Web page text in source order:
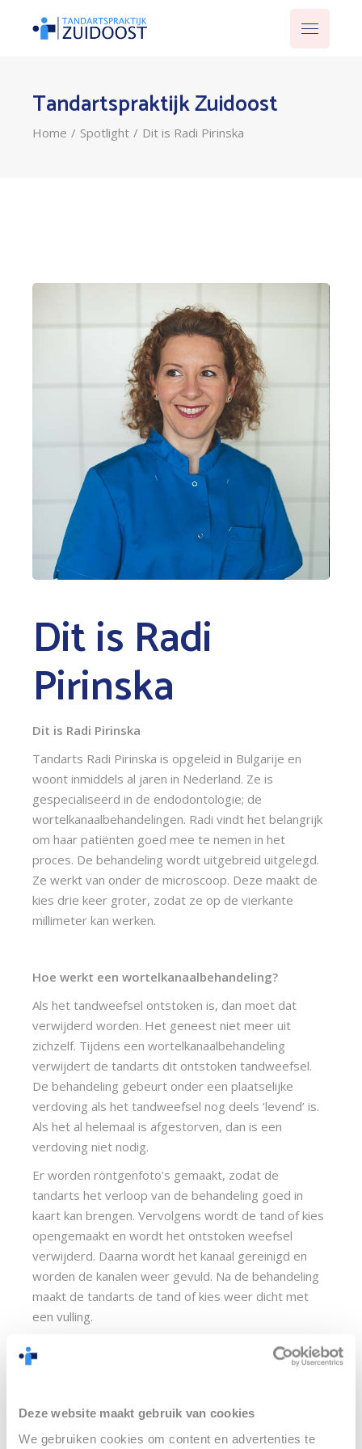
Deze website maakt gebruik van cookies
We gebruiken cookies om content en advertenties te
Tandartspraktijk Zuidoost
Home Spotlight Dit is Radi Pirinska
Dit is Radi
Pirinska
Dit is Radi Pirinska
Tandarts Radi Pirinska is opgeleid in Bulgarije en
woont inmiddels al jaren in Nederland. Ze is
gespecialiseerd in de endodontologie; de
wortelkanaalbehandelingen. Radi vindt het belangrijk
om haar patiënten goed mee te nemen in het
proces. De behandeling wordt uitgebreid uitgelegd.
Ze werkt van onder de microscoop. Deze maakt de
kies drie keer groter, zodat ze op de vierkante
millimeter kan werken.
Hoe werkt een wortelkanaalbehandeling?
Als het tandweefsel ontstoken is, dan moet dat
verwijderd worden. Het geneest niet meer uit
zichzelf. Tijdens een wortelkanaalbehandeling
verwijdert de tandarts dit ontstoken tandweefsel.
De behandeling gebeurt onder een plaatselijke
verdoving als het tandweefsel nog deels ‘levend’ is.
Als het al helemaal is afgestorven, dan is een
verdoving niet nodig.
Er worden röntgenfoto’s gemaakt, zodat de
tandarts het verloop van de behandeling goed in
kaart kan brengen. Vervolgens wordt de tand of kies
opengemaakt en wordt het ontstoken weefsel
verwijderd. Daarna wordt het kanaal gereinigd en
worden de kanalen weer gevuld. Na de behandeling
maakt de tandarts de tand of kies weer dicht met
een vulling.
behandeld te worden. Tegenwoordig kun je gewoon